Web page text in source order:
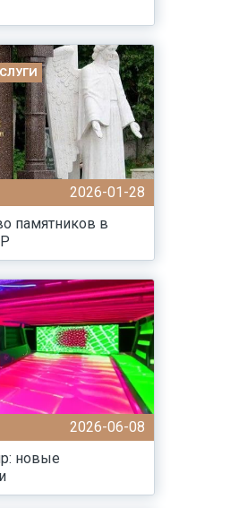
2026-01-28
памятников в
2026-06-08
новые